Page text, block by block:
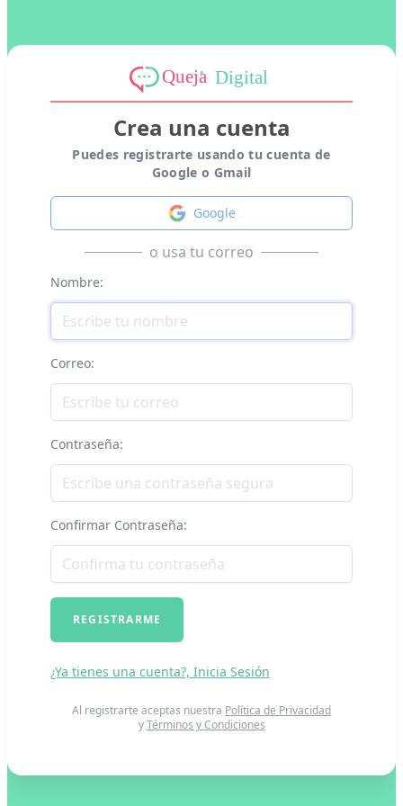
Crea una cuenta
Puedes registrarte usando tu cuenta de
Google o Gmail
Google
o usa tu correo
Nombre:
Correo:
Contraseña:
Confirmar Contraseña:
REGISTRARME
¿Ya tienes una cuenta?, Inicia Sesión
Al registrarte aceptas nuestra Política de Privacidad
yTérminos y Condiciones